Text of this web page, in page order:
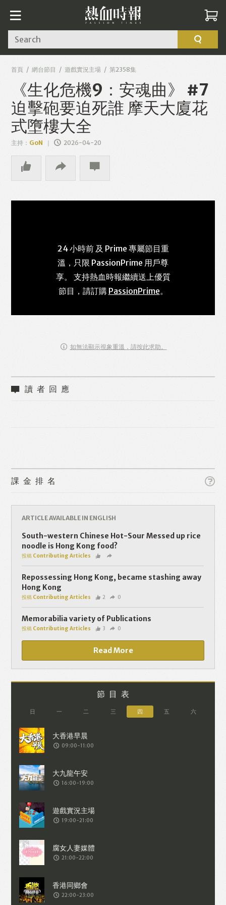
WhatsApp Email
Search
首頁 網台節目 遊戲實況主場 第2358集
《生化危機9：安魂曲》 #7
迫擊砲要迫死誰 摩天大廈花
式墮樓大全
主持： GoN 2026-04-20
24 小時前 及 Prime 專屬節目重
溫，只限 PassionPrime 用戶尊
享。 支持熱血時報繼續送上優質
節目，請訂購 PassionPrime。
如無法顯示視象重溫，請按此求助。
讀者回應
課金排名
ARTICLE AVAILABLE IN ENGLISH
South-western Chinese Hot-Sour Messed up rice
noodle is Hong Kong food?
投稿 Contributing Articles
Repossessing Hong Kong, became stashing away
Hong Kong
投稿 Contributing Articles 2 0
Memorabilia variety of Publications
投稿 Contributing Articles 3 0
Read More
節目表
日 一 二 三 四 五 六
09:00-11:00
16:00-19:00
19:00-21:00
21:00-22:00
22:00-23:00